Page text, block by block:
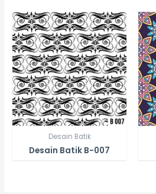
Desain Batik
Desain Batik B-007